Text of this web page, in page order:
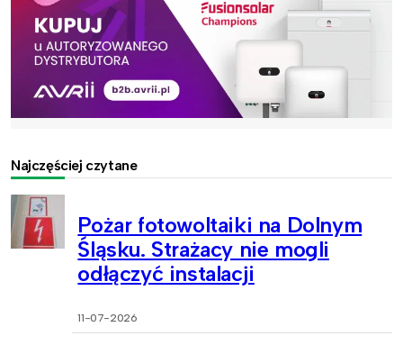
Najczęściej czytane
Pożar fotowoltaiki na Dolnym
Śląsku. Strażacy nie mogli
odłączyć instalacji
11-07-2026